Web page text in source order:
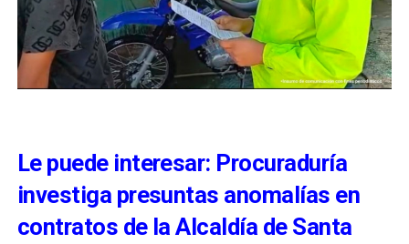
Le puede interesar: Procuraduría
investiga presuntas anomalías en
contratos de la Alcaldía de Santa